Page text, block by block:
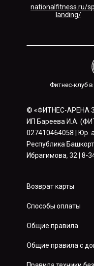
nationalfitness.ru/
landing/
Фитнес-клуб
© «ФИТНЕС-АРЕНА
ИП Бареева И.А.
027410464058 | Юр.
Республика
Ибрагимова, 32 | 8-
Возврат карты
Способы оплаты
Общие правила
Общие правила с